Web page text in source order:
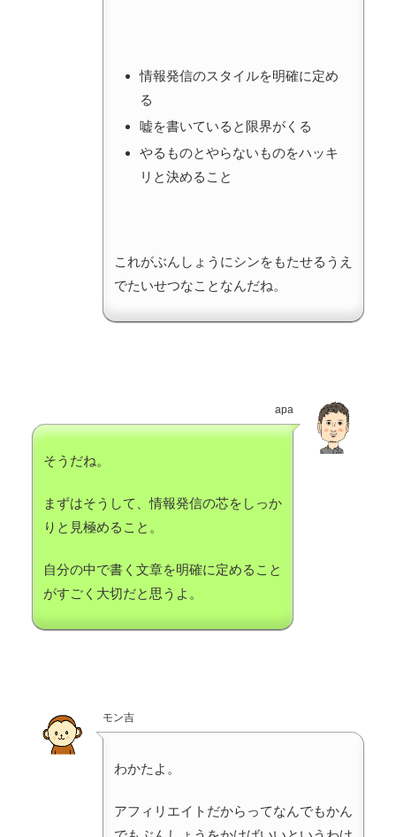
情報発信のスタイルを明確に定め
る
嘘を書いていると限界がくる
やるものとやらないものをハッキ
リと決めること
これがぶんしょうにシンをもたせるうえ
でたいせつなことなんだね。
apa
そうだね。
まずはそうして、情報発信の芯をしっか
りと見極めること。
自分の中で書く文章を明確に定めること
がすごく大切だと思うよ。
モン吉
わかたよ。
アフィリエイトだからってなんでもかん